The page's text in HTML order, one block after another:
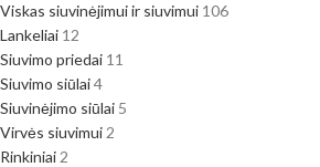
Viskas siuvinėjimui ir siuvimui 106
Lankeliai 12
Siuvimo priedai 11
Siuvimo siūlai4
Siuvinėjimo siūlai 5
Virvės siuvimui 2
Rinkiniai 2